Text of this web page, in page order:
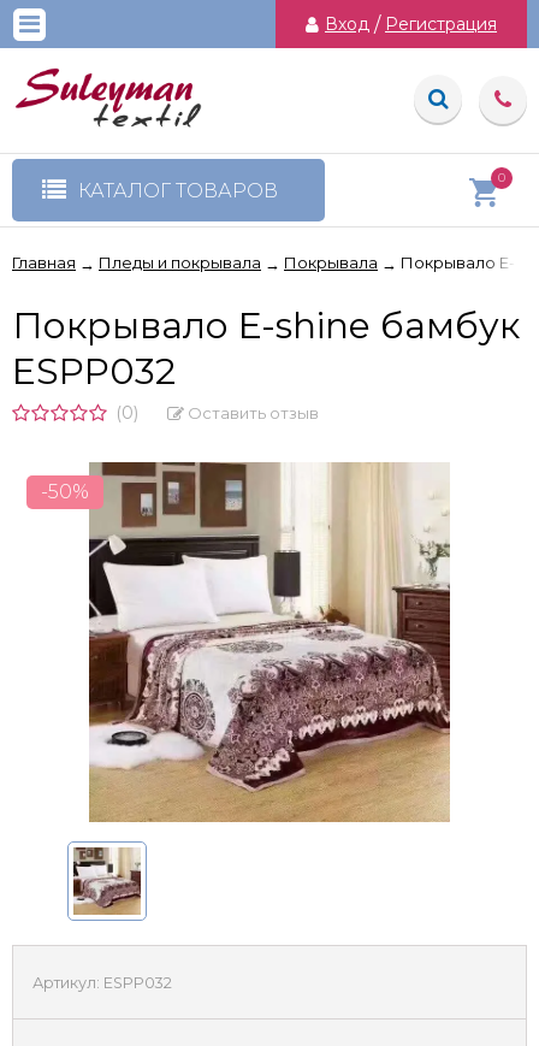
Вход / Регистрация
КАТАЛОГ ТОВАРОВ
0
Главная → Пледы и покрывала → Покрывала → Покрывало E-
Покрывало E-shine бамбук
ESPP032
(0) Оставить отзыв
-50%
Артикул: ESPP032